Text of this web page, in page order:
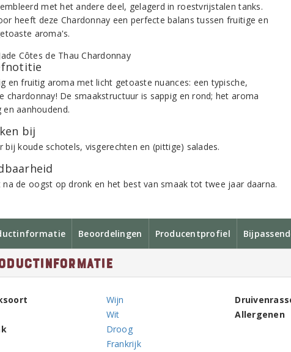
met het andere deel, gelagerd in roestvrijstalen tanks.
heeft deze Chardonnay een perfecte balans tussen fruitige en
aroma's.
en fruitig aroma met licht getoaste nuances: een typische,
chardonnay! De smaakstructuur is sappig en rond; het aroma
en aanhoudend.
bij
bij koude schotels, visgerechten en (pittige) salades.
na de oogst op dronk en het best van smaak tot twee jaar daarna.
Beoordelingen Producentprofiel
Wijn
Wit
Droog
Frankrijk
Allergenen